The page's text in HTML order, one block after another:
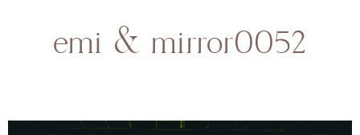
emi & mirror0052